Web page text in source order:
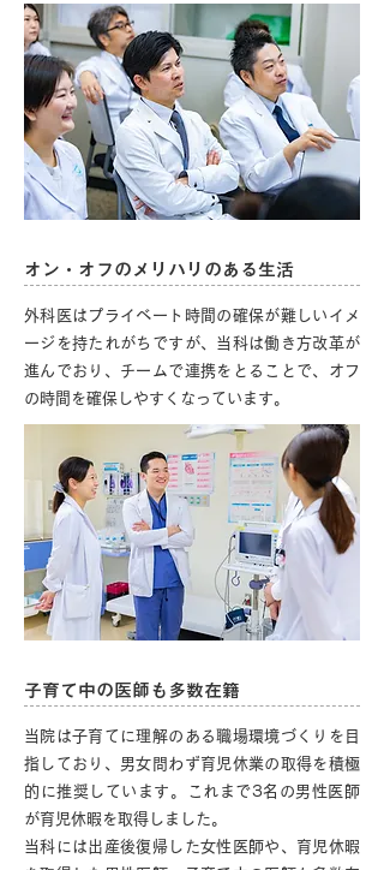
オン・オフのメリハリのある生活
外科医はプライベート時間の確保が難しいイメ
ージを持たれがちですが、当科は働き方改革が
進んでおり、チームで連携をとることで、オフ
の時間を確保しやすくなっています。
子育て中の医師も多数在籍
当院は子育てに理解のある職場環境づくりを目
指しており、男女問わず育児休業の取得を積極
的に推奨しています。これまで3名の男性医師
が育児休暇を取得しました。
当科には出産後復帰した女性医師や、育児休暇